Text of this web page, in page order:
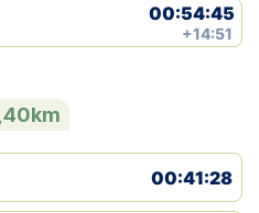
00:54:45
+14:51
00:41:28